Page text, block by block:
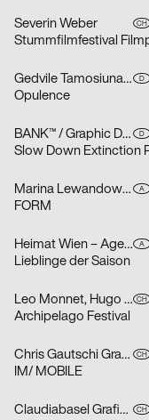
Severin Weber CH
Gedvile Tamosiunaite, Jelena Luise, Shuaitong Zong D
Opulence
BANK™ / Graphic Design Today D
Marina Lewandowska A
FORM
Heimat Wien – Agentur für Veränderung A
Lieblinge der Saison
Leo Monnet, Hugo Jauffret CH
Archipelago Festival
Chris Gautschi Graphic & Editorial design CH
IM/ MOBILE
Claudiabasel Grafik & Interaktion CH